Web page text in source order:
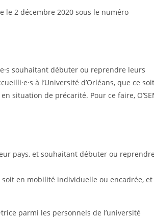
le 2 décembre 2020 sous le numéro
souhaitant débuter ou reprendre leurs
à l’Université d’Orléans, que ce soit
situation de précarité. Pour ce faire,
pays, et souhaitant débuter ou reprendre
soit en mobilité individuelle ou encadrée, et
parmi les personnels de l’université